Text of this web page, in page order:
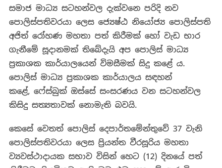
සමාජ මාධ්‍ය සටහන්වල දැක්වනෙ පරිදි නව
පොලිස්පතිවරයා ලෙස ජ්‍යෙෂ්ඨ නියෝජ්‍ය පොලිස්පති
අජිත් රෝහණ මහතා පත් කිරීමක් හෝ වැඩ භාර
ගැනීමේ සූදානමක් තිබේදැයි අප පොලිස් මාධ්‍ය
ප්‍රකාශක කාර්යාලයෙන් විමසීමක් සිදු කළේ ය.
පොලිස් මාධ්‍ය ප්‍රකාශක කාර්යාලය සඳහන්
කළේ, ෆේස්බුක් ඔස්සේ සංසරණය වන සටහන්වල
කිසිදු සත්‍යතාවක් නොමැති බවයි.
කෙසේ වෙතත් පොලිස් දෙපාර්තමේන්තුවේ 37 වැනි
පොලිස්පතිවරයා ලෙස ප්‍රියන්ත වීරසූරිය මහතා
ව්‍යවස්ථාදායක සභාව විසින් හෙට (12) දිනයේ පත්